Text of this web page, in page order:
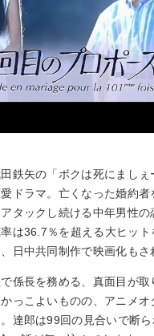
鉄矢の「ボクは死にましぇ
ドラマ。亡くなった婚約者
タックし続ける中年男性の
は36.7％を超える大ヒット
日中共同制作で映画化もさ
係長を務める、真面目が取
っこよいものの、アニメオ
達郎は99回の見合いで断ら